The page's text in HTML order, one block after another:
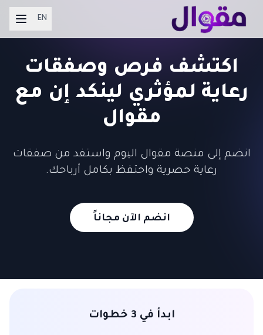
EN
اكتشف فرص وصفقات
رعاية لمؤثري لينكد إن مع
مقوال
انضم إلى منصة مقوال اليوم واستفد من صفقات
رعاية حصرية واحتفظ بكامل أرباحك.
انضم الآن مجاناً
ابدأ في 3 خطوات